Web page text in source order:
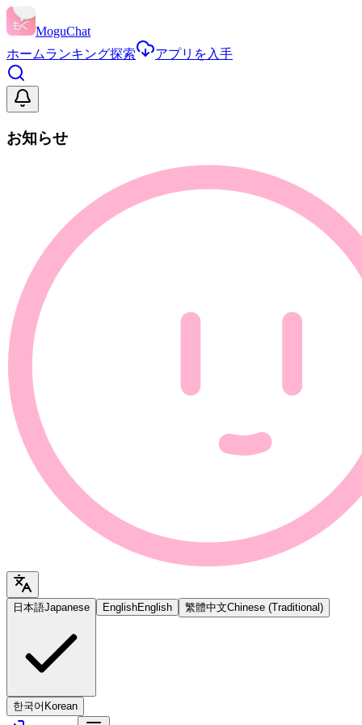
MoguChat
ホームランキング探索 アプリを入手
お知らせ
日本語Japanese EnglishEnglish 繁體中文Chinese (Traditional)
한국어 Korean